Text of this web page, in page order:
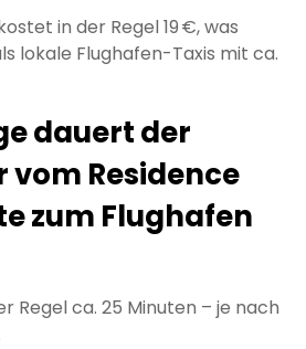
in der Regel 19 €, was
lokale Flughafen-Taxis mit ca.
dauert der
vom Residence
zum Flughafen
Regel ca. 25 Minuten – je nach